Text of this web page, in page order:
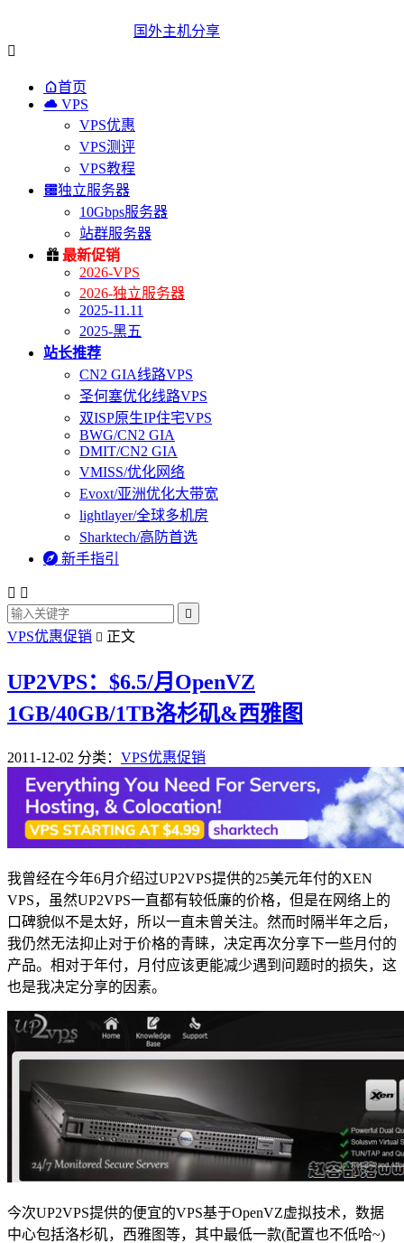
国外主机分享

首页
 VPS
VPS优惠
VPS测评
VPS教程
独立服务器
10Gbps服务器
站群服务器
 最新促销
2026-VPS
2026-独立服务器
2025-11.11
2025-黑五
站长推荐
CN2 GIA线路VPS
圣何塞优化线路VPS
双ISP原生IP住宅VPS
BWG/CN2 GIA
DMIT/CN2 GIA
VMISS/优化网络
Evoxt/亚洲优化大带宽
lightlayer/全球多机房
Sharktech/高防首选
 新手指引
 

VPS优惠促销  正文
UP2VPS：$6.5/月OpenVZ
1GB/40GB/1TB洛杉矶&西雅图
2011-12-02 分类： VPS优惠促销
我曾经在今年6月介绍过UP2VPS提供的25美元年付的XEN
VPS，虽然UP2VPS一直都有较低廉的价格，但是在网络上的
口碑貌似不是太好，所以一直未曾关注。然而时隔半年之后，
我仍然无法抑止对于价格的青睐，决定再次分享下一些月付的
产品。相对于年付，月付应该更能减少遇到问题时的损失，这
也是我决定分享的因素。
今次UP2VPS提供的便宜的VPS基于OpenVZ虚拟技术，数据
中心包括洛杉矶，西雅图等，其中最低一款(配置也不低哈~)